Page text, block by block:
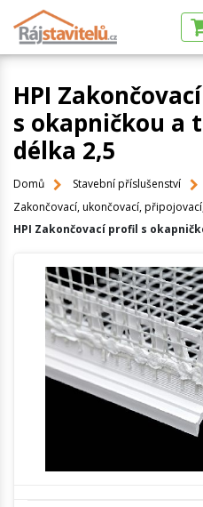
HPI
s okapničkou a
délka 2,5
Domů Stavební příslušenství
Zakončovací, ukončovací,
HPI Zakončovací profil s